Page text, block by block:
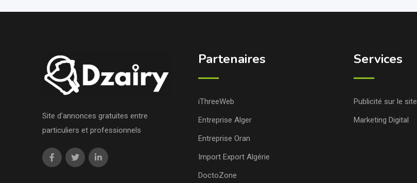
Site d'annonces gratuites entre
particuliers et professionnels
Partenaires
iThreeWeb
Entreprise Alger
Entreprise Oran
Import Export Algérie
DoctoZone
Services
Publicité sur le site
Marketing Digital